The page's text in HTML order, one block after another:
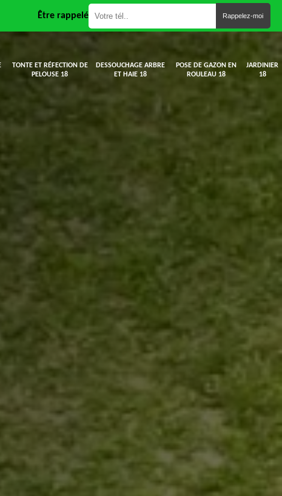
Être rappelé
TONTE ET RÉFECTION DE
PELOUSE 18
DESSOUCHAGE ARBRE
ET HAIE 18
POSE DE GAZON EN
ROULEAU 18
JARDINIER
18